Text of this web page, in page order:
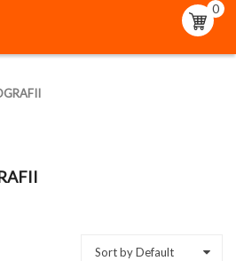
0
Sort by Default